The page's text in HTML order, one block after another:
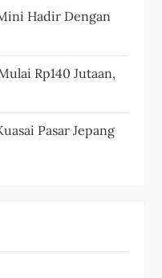
Hadir Dengan
Rp140 Jutaan,
Pasar Jepang